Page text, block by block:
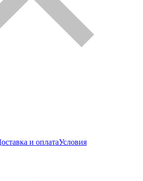
и оплатаУсловия